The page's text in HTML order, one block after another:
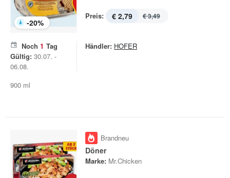
-20%
Preis: € 2,79 € 3,49
Noch 1 Tag
Gültig: 30.07. -
06.08.
Händler: HOFER
900 ml
Brandneu
Döner
Marke: Mr.Chicken